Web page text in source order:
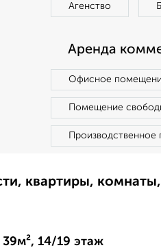
Агенство
Аренда
Офисное
Помещение
квартиры,
39м², 14/19 этаж